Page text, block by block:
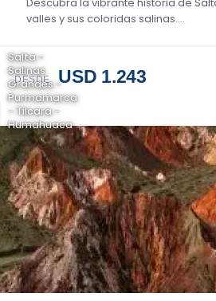
valles y sus coloridas salinas....
DESDE USD 1.243
Salta -
Salinas
Grandes -
Purmamarca
- Tilcara -
Humahuaca